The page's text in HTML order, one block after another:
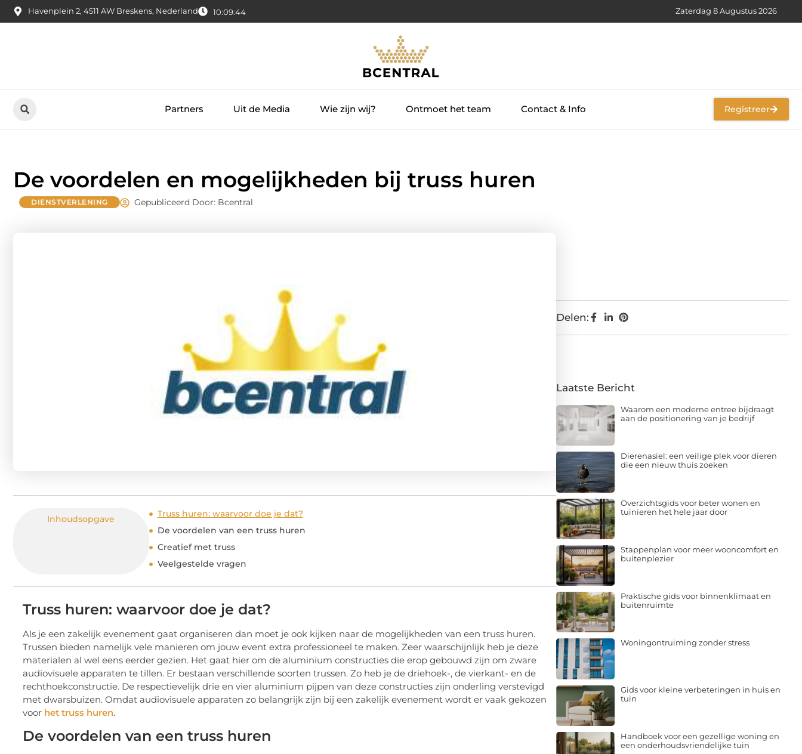
Havenplein 2, 4511 AW Breskens, Nederland 10:09:45 Zaterdag 8 Augustus 2026
Partners Uit de Media Wie zijn wij? Ontmoet het team Contact & Info Registreer
De voordelen en mogelijkheden bij truss huren
DIENSTVERLENING Gepubliceerd Door: Bcentral
Inhoudsopgave
Truss huren: waarvoor doe je dat?
De voordelen van een truss huren
Creatief met truss
Veelgestelde vragen
Truss huren: waarvoor doe je dat?
Als je een zakelijk evenement gaat organiseren dan moet je ook kijken naar de mogelijkheden van een truss huren.
Trussen bieden namelijk vele manieren om jouw event extra professioneel te maken. Zeer waarschijnlijk heb je deze
materialen al wel eens eerder gezien. Het gaat hier om de aluminium constructies die erop gebouwd zijn om zware
audiovisuele apparaten te tillen. Er bestaan verschillende soorten trussen. Zo heb je de driehoek-, de vierkant- en de
rechthoekconstructie. De respectievelijk drie en vier aluminium pijpen van deze constructies zijn onderling verstevigd
met dwarsbuizen. Omdat audiovisuele apparaten zo belangrijk zijn bij een zakelijk evenement wordt er vaak gekozen
voor het truss huren.
De voordelen van een truss huren
Delen:
Laatste Bericht
Waarom een moderne entree bijdraagt
aan de positionering van je bedrijf
Dierenasiel: een veilige plek voor dieren
die een nieuw thuis zoeken
Overzichtsgids voor beter wonen en
tuinieren het hele jaar door
Stappenplan voor meer wooncomfort en
buitenplezier
Praktische gids voor binnenklimaat en
buitenruimte
Woningontruiming zonder stress
Gids voor kleine verbeteringen in huis en
tuin
Handboek voor een gezellige woning en
een onderhoudsvriendelijke tuin